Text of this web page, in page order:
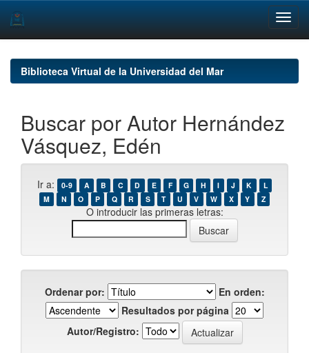
navigationBiblioteca Virtual de la Universidad del Mar
Buscar por Autor Hernández
Vásquez, Edén
Ir a: 0-9 A B C D E F G H I J K
L
M
N O P Q R S T U V W X Y Z
O introducir las primeras letras:
Ordenar por:
En orden:
Resultados por página
Autor/Registro: